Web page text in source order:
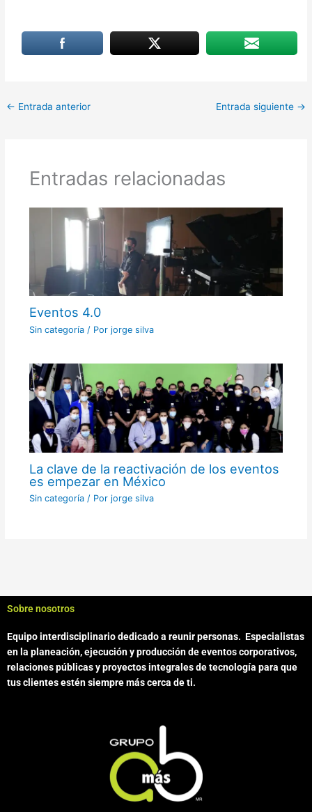
← Entrada anterior Entrada siguiente →
Entradas relacionadas
Eventos 4.0
Sin categoría/ Por jorge silva
La clave de la reactivación de los eventos
es empezar en México
Sin categoría/ Por jorge silva
Sobre nosotros
Equipo interdisciplinario dedicado a reunir personas. Especialistas
en la planeación, ejecución y producción de eventos corporativos,
relaciones públicas y proyectos integrales de tecnología para que
tus clientes estén siempre más cerca de ti.